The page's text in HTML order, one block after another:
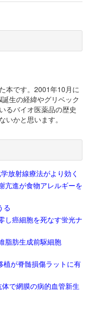
本です。2001年10月に
生の経緯やグリベック
るバイオ医薬品の歴史
いかと思います。
放射線療法がより効く
亢進が食物アレルギーを
る
し癌細胞を死なす蛍光ナ
脂肪生成前駆細胞
植が脊髄損傷ラットに有
で網膜の病的血管新生